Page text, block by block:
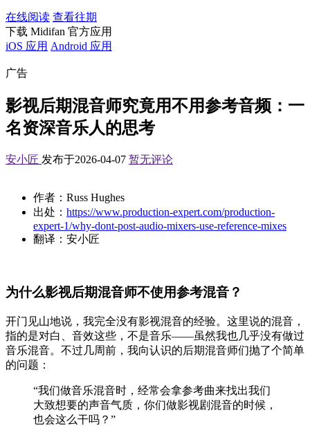
在线阅读 查看往期
下载 Midifan 官方应用
iOS 应用 Android 应用
广告
影视后期混音师究竟用不用参考音频：一
名资深音乐人的思考
安小匠 发布于2026-04-07 暂无评论
作者：Russ Hughes
出处： https://www.production-expert.com/production-
expert-1/why-dont-post-audio-mixers-use-reference-mixes
翻译：安小匠
为什么影视后期混音师不使用参考混音？
开门见山地说，我完全没有影视混音的经验。这里说的混音，
指的是对白、音效这些，不是音乐——虽然我也几乎没有做过
音乐混音。不过几周前，我向认识的后期混音师们抛了个简单
的问题：
“我们做音乐混音时，经常会拿参考曲来找出我们
大致想要的声音气质，你们做影视剧混音的时候，
也会这么干吗？”